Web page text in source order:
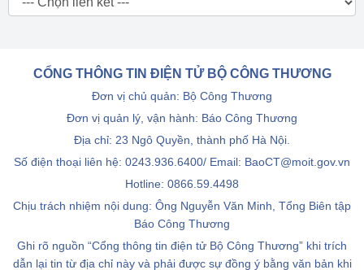
CỔNG THÔNG TIN ĐIỆN TỬ BỘ CÔNG THƯƠNG
Đơn vị chủ quản: Bộ Công Thương
Đơn vị quản lý, vận hành: Báo Công Thương
Địa chỉ: 23 Ngô Quyền, thành phố Hà Nội.
Số điện thoại liên hệ: 0243.936.6400/ Email: BaoCT@moit.gov.vn
Hotline: 0866.59.4498
Chịu trách nhiệm nội dung: Ông Nguyễn Văn Minh, Tổng Biên tập
Báo Công Thương
Ghi rõ nguồn “Cổng thông tin điện tử Bộ Công Thương” khi trích
dẫn lại tin từ địa chỉ này và phải được sự đồng ý bằng văn bản khi